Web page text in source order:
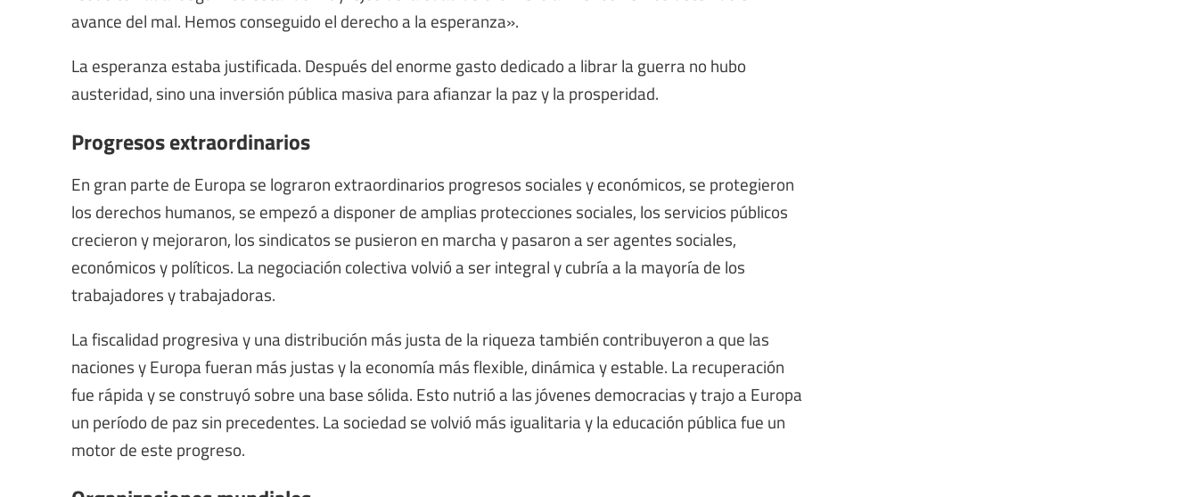
avance del mal. Hemos conseguido el derecho a la esperanza».
La esperanza estaba justificada. Después del enorme gasto dedicado a librar la guerra no hubo
austeridad, sino una inversión pública masiva para afianzar la paz y la prosperidad.
Progresos extraordinarios
En gran parte de Europa se lograron extraordinarios progresos sociales y económicos, se protegieron
los derechos humanos, se empezó a disponer de amplias protecciones sociales, los servicios públicos
crecieron y mejoraron, los sindicatos se pusieron en marcha y pasaron a ser agentes sociales,
económicos y políticos. La negociación colectiva volvió a ser integral y cubría a la mayoría de los
trabajadores y trabajadoras.
La fiscalidad progresiva y una distribución más justa de la riqueza también contribuyeron a que las
naciones y Europa fueran más justas y la economía más flexible, dinámica y estable. La recuperación
fue rápida y se construyó sobre una base sólida. Esto nutrió a las jóvenes democracias y trajo a Europa
un período de paz sin precedentes. La sociedad se volvió más igualitaria y la educación pública fue un
motor de este progreso.